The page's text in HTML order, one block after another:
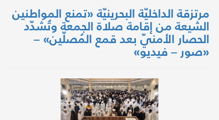
مرتزقة الداخليّة البحرينيّة «تمنع المواطنين
الشيعة من إقامة صلاة الجمعة وتُشدّد
الحصار الأمنيّ بعد قمع المُصلّين» –
«صور – فيديو»